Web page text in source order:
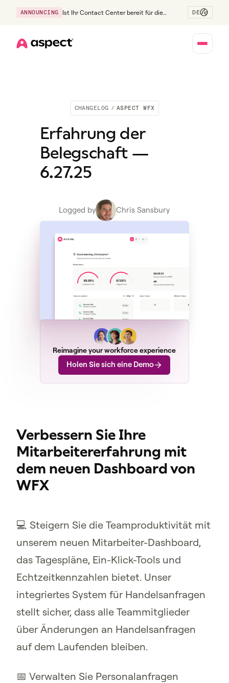
ANNOUNCING
Ist Ihr Contact Center bereit für die
DE
CHANGELOG / ASPECT WFX
Erfahrung der
Belegschaft —
6.27.25
Logged by Chris Sansbury
Reimagine your workforce experience
Holen Sie sich eine Demo
Verbessern Sie Ihre
Mitarbeitererfahrung mit
dem neuen Dashboard von
WFX
💻 Steigern Sie die Teamproduktivität mit
unserem neuen Mitarbeiter-Dashboard,
das Tagespläne, Ein-Klick-Tools und
Echtzeitkennzahlen bietet. Unser
integriertes System für Handelsanfragen
stellt sicher, dass alle Teammitglieder
über Änderungen an Handelsanfragen
auf dem Laufenden bleiben.
📅 Verwalten Sie Personalanfragen